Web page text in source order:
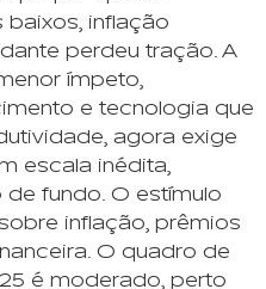
inflação
perdeu tração. A
ímpeto,
e tecnologia que
agora exige
escala inédita,
fundo. O estímulo
inflação, prêmios
O quadro de
é moderado, perto